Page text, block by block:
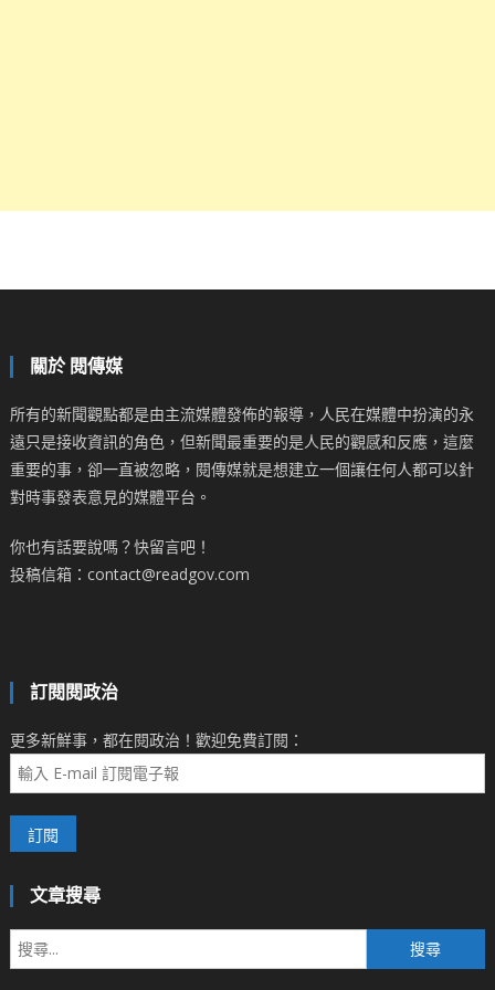
關於 閱傳媒
所有的新聞觀點都是由主流媒體發佈的報導，人民在媒體中扮演的永
遠只是接收資訊的角色，但新聞最重要的是人民的觀感和反應，這麼
重要的事，卻一直被忽略，閱傳媒就是想建立一個讓任何人都可以針
對時事發表意見的媒體平台。
你也有話要說嗎？快留言吧！
投稿信箱：contact@readgov.com
訂閱閱政治
更多新鮮事，都在閱政治！歡迎免費訂閱：
文章搜尋
尋